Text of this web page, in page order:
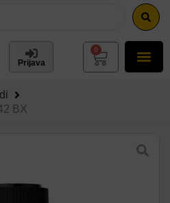
Prijava
0
BX